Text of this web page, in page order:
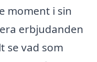
moment i sin
erbjudanden
se vad som